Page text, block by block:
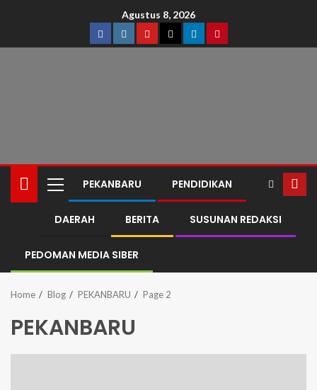
Agustus 8, 2026
PEKANBARU PENDIDIKAN
DAERAH BERITA SUSUNAN REDAKSI
PEDOMAN MEDIA SIBER
Home Blog PEKANBARU Page 2
PEKANBARU